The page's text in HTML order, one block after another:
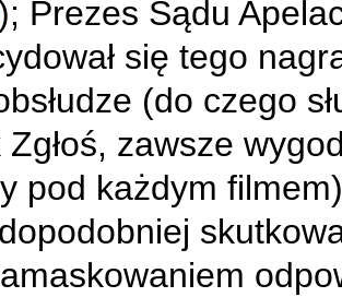
Prezes Sądu
się tego
(do czego
zawsze
pod każdym